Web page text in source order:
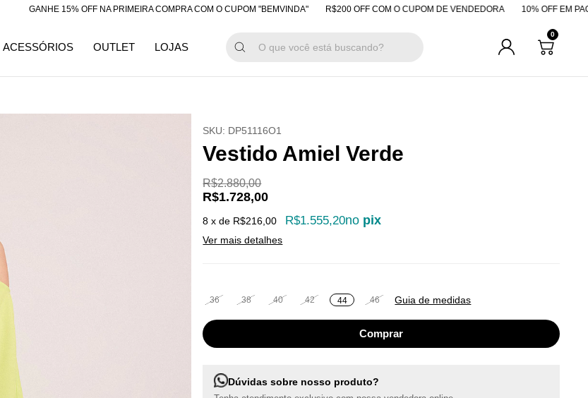
15% OFF NA PRIMEIRA COMPRA COM O CUPOM "BEMVINDA" R$200 OFF COM O CUPOM DE VENDEDORA 10% OFF EM
ACESSÓRIOS OUTLET LOJAS
0
SKU: DP51116O1
Vestido Amiel Verde
R$2.880,00
R$1.728,00
8 x de R$216,00 R$1.555,20no pix
Ver mais detalhes
36 38 40 42 44 46 Guia de medidas
Dúvidas sobre nosso produto?